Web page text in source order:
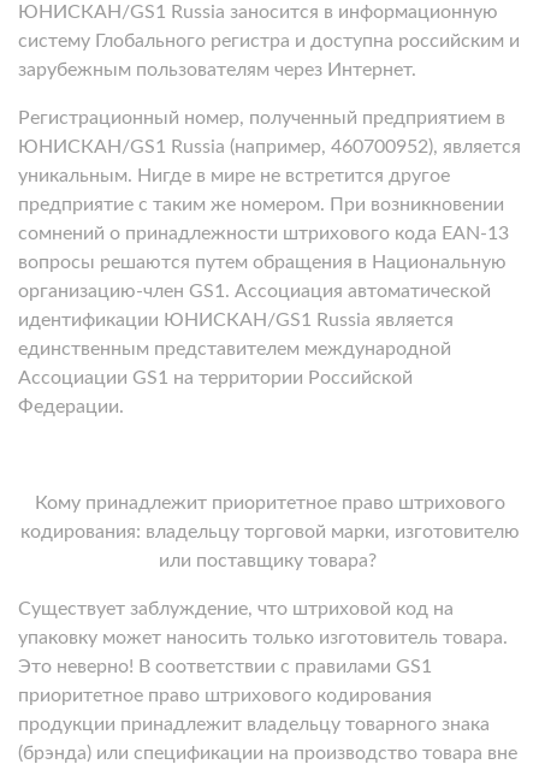
ЮНИСКАН/GS1 Russia заносится в информационную
систему Глобального регистра и доступна российским и
зарубежным пользователям через Интернет.
Регистрационный номер, полученный предприятием в
ЮНИСКАН/GS1 Russia (например, 460700952), является
уникальным. Нигде в мире не встретится другое
предприятие с таким же номером. При возникновении
сомнений о принадлежности штрихового кода EAN-13
вопросы решаются путем обращения в Национальную
организацию-член GS1. Ассоциация автоматической
идентификации ЮНИСКАН/GS1 Russia является
единственным представителем международной
Ассоциации GS1 на территории Российской
Федерации.
Кому принадлежит приоритетное право штрихового
кодирования: владельцу торговой марки, изготовителю
или поставщику товара?
Существует заблуждение, что штриховой код на
упаковку может наносить только изготовитель товара.
Это неверно! В соответствии с правилами GS1
приоритетное право штрихового кодирования
продукции принадлежит владельцу товарного знака
(брэнда) или спецификации на производство товара вне